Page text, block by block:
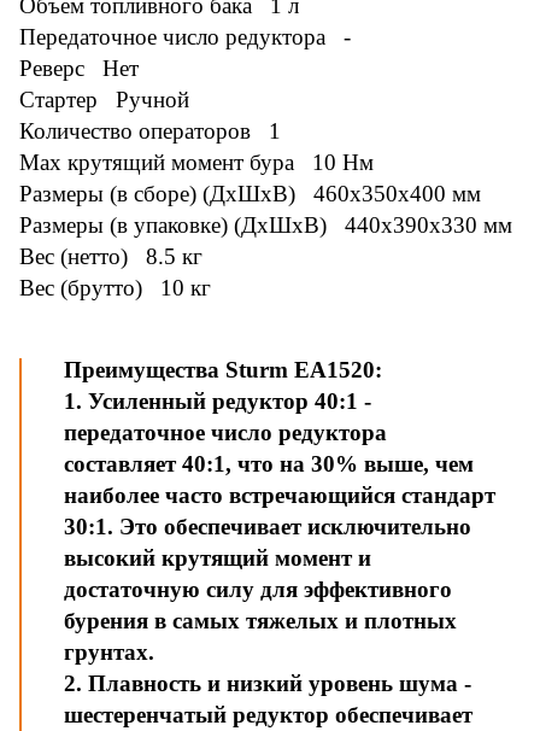
Объем топливного бака 1 л
Передаточное число редуктора -
Реверс Нет
Стартер Ручной
Количество операторов 1
Мах крутящий момент бура 10 Нм
Размеры (в сборе) (ДxШxВ) 460x350x400 мм
Размеры (в упаковке) (ДxШxВ) 440x390x330 мм
Вес (нетто) 8.5 кг
Вес (брутто) 10 кг
Преимущества Sturm EA1520:
1. Усиленный редуктор 40:1 -
передаточное число редуктора
составляет 40:1, что на 30% выше, чем
наиболее часто встречающийся стандарт
30:1. Это обеспечивает исключительно
высокий крутящий момент и
достаточную силу для эффективного
бурения в самых тяжелых и плотных
грунтах.
2. Плавность и низкий уровень шума -
шестеренчатый редуктор обеспечивает